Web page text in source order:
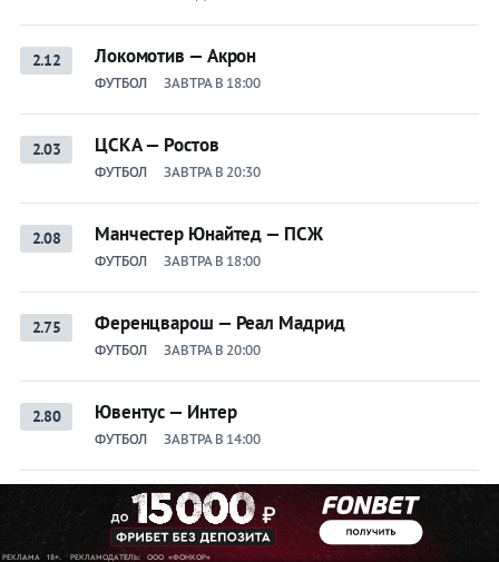
2.12 Локомотив — Акрон
ФУТБОЛ ЗАВТРА В 18:00
2.03 ЦСКА — Ростов
ФУТБОЛ ЗАВТРА В 20:30
2.08 Манчестер Юнайтед — ПСЖ
ФУТБОЛ ЗАВТРА В 18:00
2.75 Ференцварош — Реал Мадрид
ФУТБОЛ ЗАВТРА В 20:00
2.80 Ювентус — Интер
ФУТБОЛ ЗАВТРА В 14:00
Челси — Милан
ФУТБОЛ ЗАВТРА В 15:00